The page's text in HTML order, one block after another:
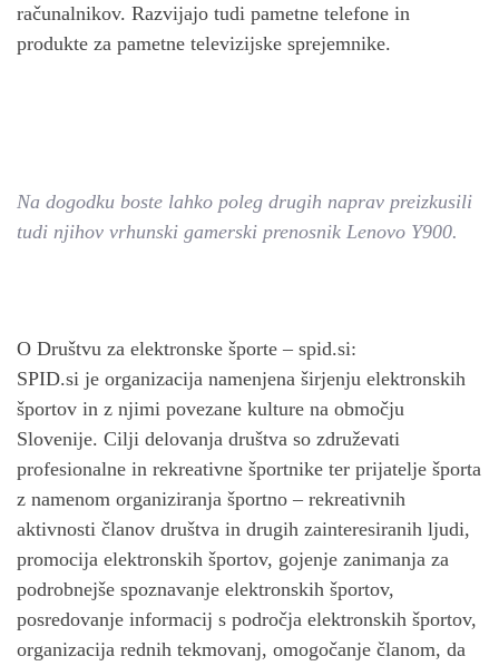
računalnikov. Razvijajo tudi pametne telefone in
produkte za pametne televizijske sprejemnike.
Na dogodku boste lahko poleg drugih naprav preizkusili
tudi njihov vrhunski gamerski prenosnik Lenovo Y900.
O Društvu za elektronske športe – spid.si:
SPID.si je organizacija namenjena širjenju elektronskih
športov in z njimi povezane kulture na območju
Slovenije. Cilji delovanja društva so združevati
profesionalne in rekreativne športnike ter prijatelje športa
z namenom organiziranja športno – rekreativnih
aktivnosti članov društva in drugih zainteresiranih ljudi,
promocija elektronskih športov, gojenje zanimanja za
podrobnejše spoznavanje elektronskih športov,
posredovanje informacij s področja elektronskih športov,
organizacija rednih tekmovanj, omogočanje članom, da